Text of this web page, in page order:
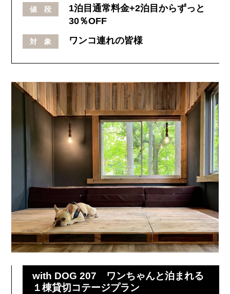
値 段
1泊目通常料金+2泊目からずっと
30％OFF
対 象 ワンコ連れの皆様
with DOG 207 ワンちゃんと泊まれる
１棟貸切コテージプラン